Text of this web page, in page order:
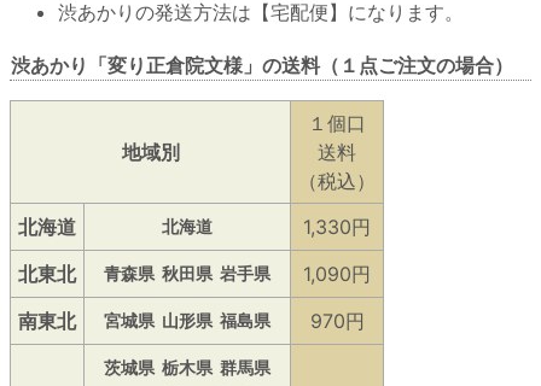
渋あかりの発送方法は【宅配便】になります。
渋あかり「変り正倉院文様」の送料（１点ご注文の場合）
地域別
１個口
送料
（税込）
北海道
北海道
1,330円
北東北
青森県 秋田県 岩手県
1,090円
南東北
宮城県 山形県 福島県 970円
茨城県 栃木県 群馬県